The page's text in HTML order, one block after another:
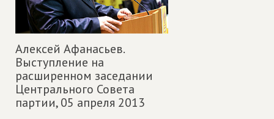
Алексей Афанасьев.
Выступление на
расширенном заседании
Центрального Совета
партии,05 апреля 2013